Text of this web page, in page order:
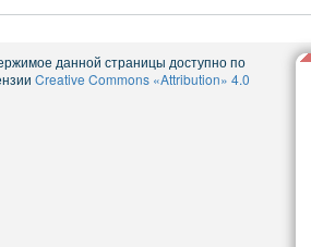
данной страницы доступно по
Creative Commons «Attribution» 4.0